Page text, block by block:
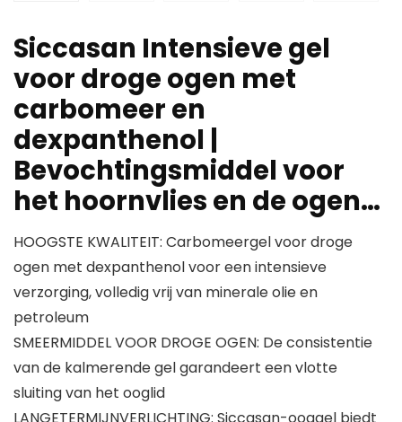
Siccasan Intensieve gel
voor droge ogen met
carbomeer en
dexpanthenol |
Bevochtingsmiddel voor
het hoornvlies en de ogen…
HOOGSTE KWALITEIT: Carbomeergel voor droge
ogen met dexpanthenol voor een intensieve
verzorging, volledig vrij van minerale olie en
petroleum
SMEERMIDDEL VOOR DROGE OGEN: De consistentie
van de kalmerende gel garandeert een vlotte
sluiting van het ooglid